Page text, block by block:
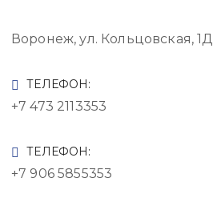
Воронеж, ул. Кольцовская, 1Д
ТЕЛЕФОН:
+7 473 2113353
ТЕЛЕФОН:
+7 906 5855353